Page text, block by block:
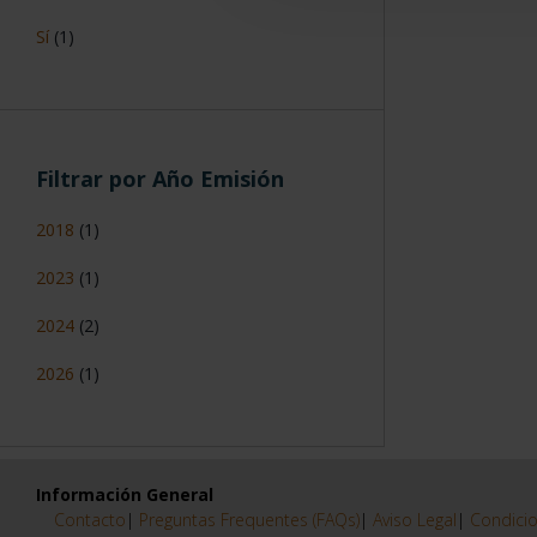
Sí (1)
Filtrar por Año Emisión
2018 (1)
2023 (1)
2024 (2)
2026 (1)
Información General
Contacto | Preguntas Frequentes (FAQs)| Aviso Legal |